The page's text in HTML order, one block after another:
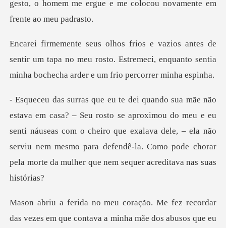
entir um tapa no meu rosto. Estremeci, enquanto sentia
ou do meu e eu
senti náuseas com o cheiro que exalava dele, – ela não
serviu nem mesmo para d
abusos que eu